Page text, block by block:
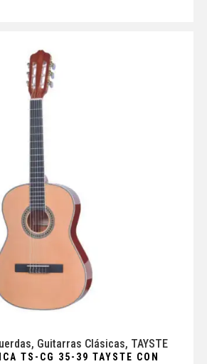
, Guitarras Clásicas, TAYSTE
TS-CG 35-39 TAYSTE CON